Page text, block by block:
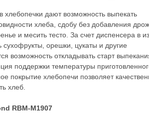
хлебопечки дают возможность выпекать
хлеба, сдобу без добавления
и месить тесто. За счет диспенсера в
сухофрукты, орешки, цукаты и другие
возможность откладывать старт
поддержки температуры
покрытие хлебопечи позволяет
хлеб.
RBM-M1907